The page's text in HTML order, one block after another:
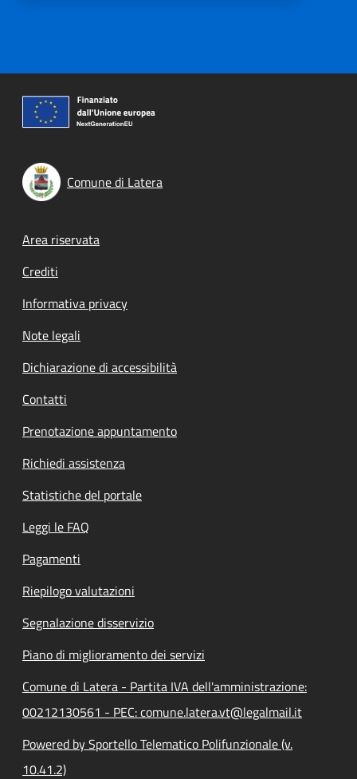
Comune di Latera
Footer menu
Area riservata
Crediti
Informativa privacy
Note legali
Dichiarazione di accessibilità
Contatti
Prenotazione appuntamento
Richiedi assistenza
Statistiche del portale
Leggi le FAQ
Pagamenti
Riepilogo valutazioni
Segnalazione disservizio
Piano di miglioramento dei servizi
Comune di Latera - Partita IVA dell'amministrazione:
00212130561 - PEC: comune.latera.vt@legalmail.it
Powered by Sportello Telematico Polifunzionale (v.
10.41.2)